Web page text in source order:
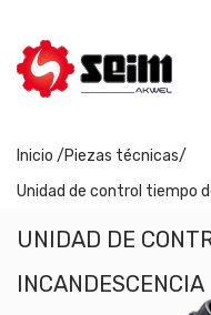
Inicio /Piezas técnicas/
Unidad de control tiempo
UNIDAD DE
INCANDESCENCIA